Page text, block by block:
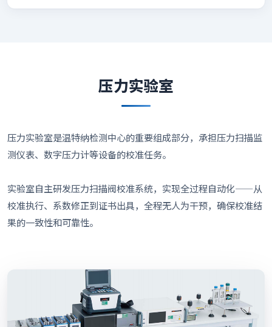
压力实验室
压力实验室是温特纳检测中心的重要组成部分，承担压力扫描监
测仪表、数字压力计等设备的校准任务。
实验室自主研发压力扫描阀校准系统，实现全过程自动化——从
校准执行、系数修正到证书出具，全程无人为干预，确保校准结
果的一致性和可靠性。